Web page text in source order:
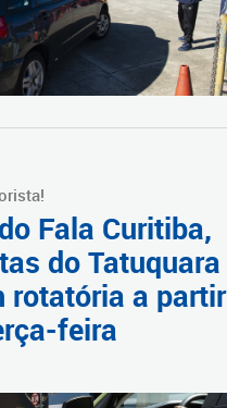
Fala Curitiba,
do Tatuquara
rotatória a partir
feira